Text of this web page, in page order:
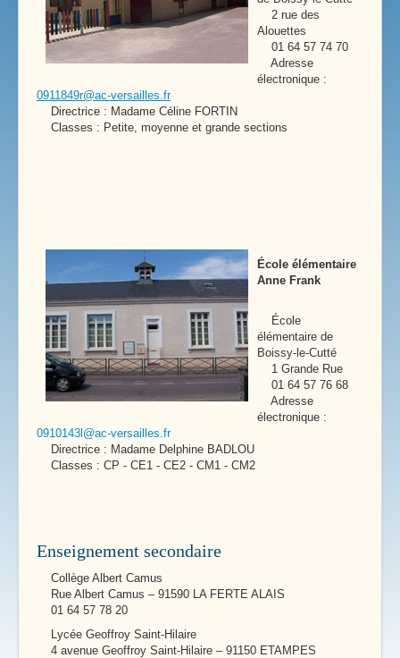
2 rue des
Alouettes
01 64 57 74 70
Adresse
électronique :
0911849r@ac-versailles.fr
Directrice : Madame Céline FORTIN
Classes : Petite, moyenne et grande sections
École élémentaire
Anne Frank
École
élémentaire de
Boissy-le-Cutté
1 Grande Rue
01 64 57 76 68
Adresse
électronique :
0910143l@ac-versailles.fr
Directrice : Madame Delphine BADLOU
Classes : CP - CE1 - CE2 - CM1 - CM2
Enseignement secondaire
Collège Albert Camus
Rue Albert Camus – 91590 LA FERTE ALAIS
01 64 57 78 20
Lycée Geoffroy Saint-Hilaire
4 avenue Geoffroy Saint-Hilaire – 91150 ETAMPES